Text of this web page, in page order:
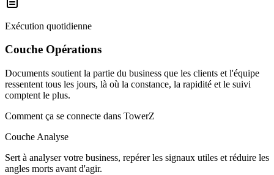
Exécution quotidienne
Couche Opérations
Documents soutient la partie du business que les clients et l'équipe
ressentent tous les jours, là où la constance, la rapidité et le suivi
comptent le plus.
Comment ça se connecte dans TowerZ
Couche Analyse
Sert à analyser votre business, repérer les signaux utiles et réduire les
angles morts avant d'agir.